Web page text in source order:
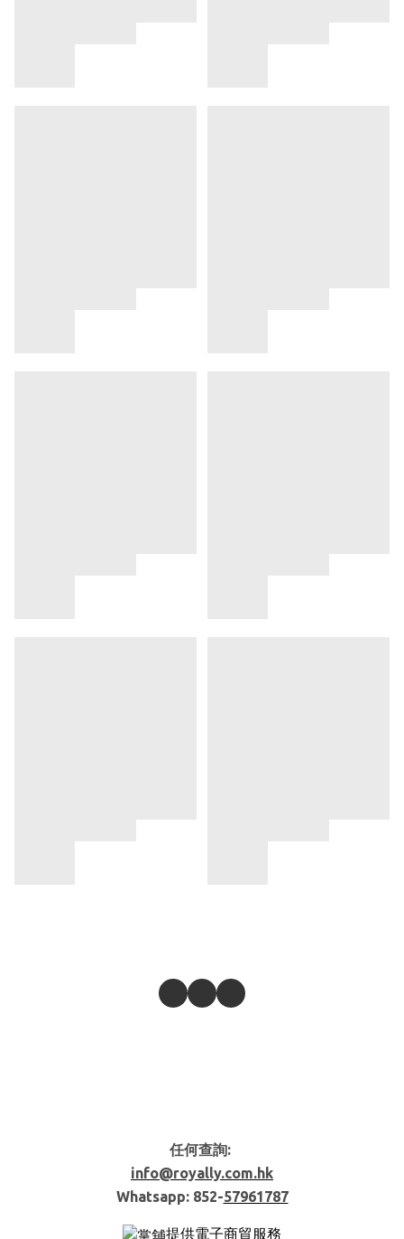
任何查詢:
info@royally.com.hk
Whatsapp: 852-57961787
提供電子商貿服務